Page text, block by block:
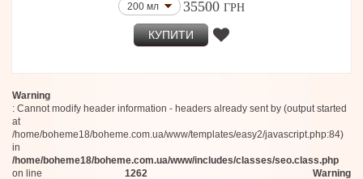
200 мл 35500 ГРН
КУПИТИ
Warning
: Cannot modify header information - headers already sent by (output started
at
/home/boheme18/boheme.com.ua/www/templates/easy2/javascript.php:84)
in
/home/boheme18/boheme.com.ua/www/includes/classes/seo.class.php
on line
1262 Warning